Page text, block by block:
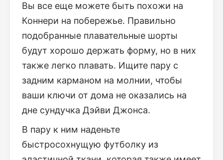
Вы все еще можете быть похожи на
Коннери на побережье. Правильно
подобранные плавательные шорты
будут хорошо держать форму, но в них
также легко плавать. Ищите пару с
задним карманом на молнии, чтобы
ваши ключи от дома не оказались на
дне сундучка Дэйви Джонса.
В пару к ним наденьте
быстросохнущую футболку из